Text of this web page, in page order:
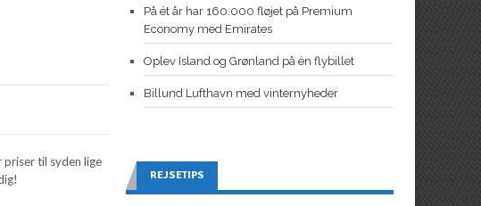
priser til syden lige
På ét år har 160.000 fløjet på Premium
Economy med Emirates
Oplev Island og Grønland på én flybillet
Billund Lufthavn med vinternyheder
REJSETIPS